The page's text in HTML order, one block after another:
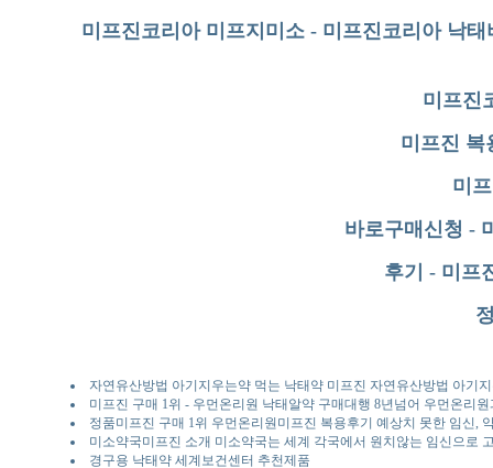
미프진코리아 미프지미소 - 미프진코리아 낙
미프진
미프진 복
미
바로구매신청 -
후기 - 미프
자연유산방법 아기지우는약 먹는 낙태약 미프진 자연유산방법 아기
미프진 구매 1위 - 우먼온리원 낙태알약 구매대행 8년넘어 우먼온리원
정품미프진 구매 1위 우먼온리원미프진 복용후기 예상치 못한 임신,
미소약국미프진 소개 미소약국는 세계 각국에서 원치않는 임신으로
경구용 낙태약 세계보건센터 추천제품